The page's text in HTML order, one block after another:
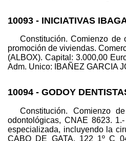
10093 - INICIATIVAS
Constitución. Comienzo de
promoción de viviendas.
(ALBOX). Capital: 3.000,00
Adm. Unico: IBAÑEZ GARCIA
10094 - GODOY
Constitución. Comienzo
odontológicas, CNAE 8623.
especializada, incluyendo la
CABO DE GATA, 122 1º C